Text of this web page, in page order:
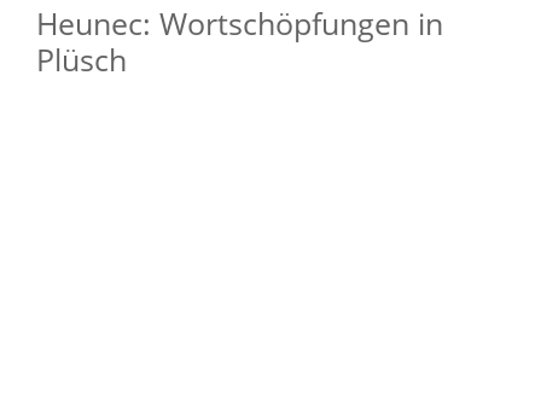
Heunec: Wortschöpfungen in
Plüsch